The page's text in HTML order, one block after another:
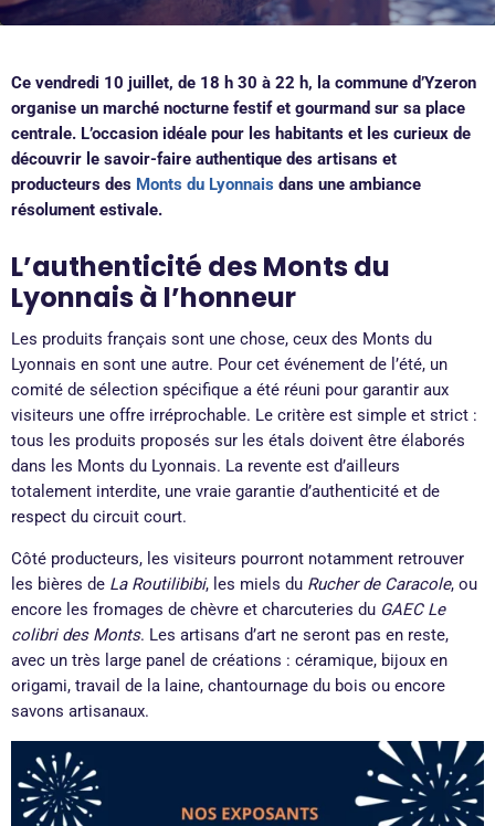
Ce vendredi 10 juillet, de 18 h 30 à 22 h, la commune d’Yzeron
organise un marché nocturne festif et gourmand sur sa place
centrale. L’occasion idéale pour les habitants et les curieux de
découvrir le savoir-faire authentique des artisans et
producteurs des Monts du Lyonnais dans une ambiance
résolument estivale.
L’authenticité des Monts du
Lyonnais à l’honneur
Les produits français sont une chose, ceux des Monts du
Lyonnais en sont une autre. Pour cet événement de l’été, un
comité de sélection spécifique a été réuni pour garantir aux
visiteurs une offre irréprochable. Le critère est simple et strict :
tous les produits proposés sur les étals doivent être élaborés
dans les Monts du Lyonnais. La revente est d’ailleurs
totalement interdite, une vraie garantie d’authenticité et de
respect du circuit court.
Côté producteurs, les visiteurs pourront notamment retrouver
les bières de La Routilibibi, les miels du Rucher de Caracole, ou
encore les fromages de chèvre et charcuteries du GAEC Le
colibri des Monts. Les artisans d’art ne seront pas en reste,
avec un très large panel de créations : céramique, bijoux en
origami, travail de la laine, chantournage du bois ou encore
savons artisanaux.